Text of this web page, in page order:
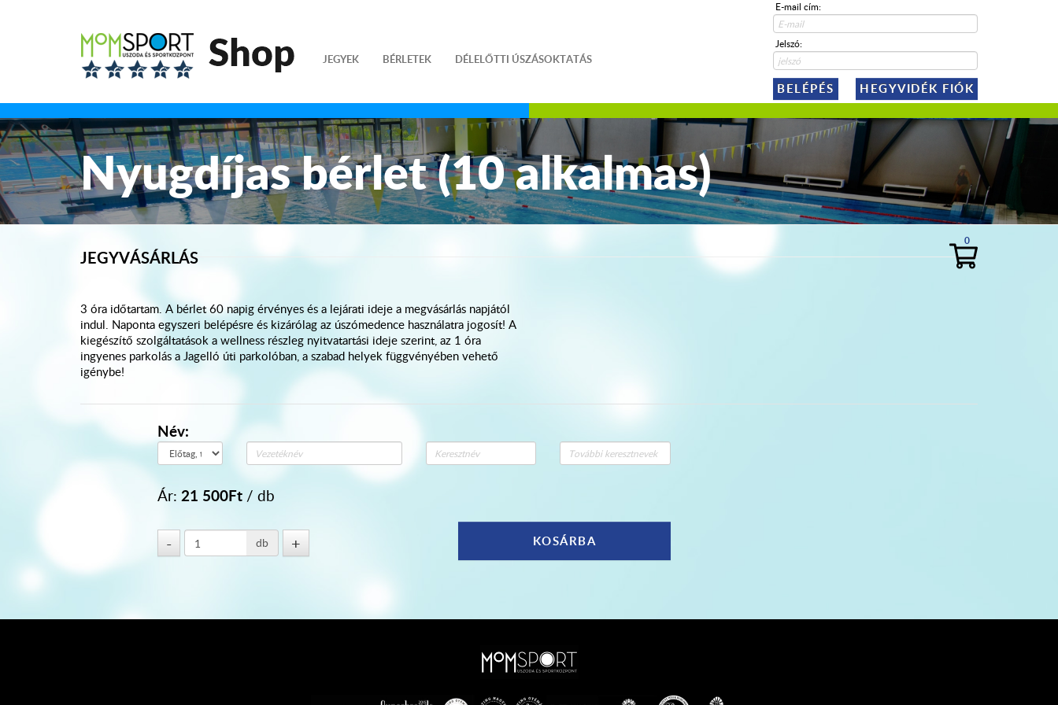
JEGYEK BÉRLETEK DÉLELŐTTI ÚSZÁSOKTATÁS
E-mail cím:
Jelszó:
BELÉPÉS HEGYVIDÉK FIÓK
Nyugdíjas bérlet (10 alkalmas)
JEGYVÁSÁRLÁS
0
3 óra időtartam. A bérlet 60 napig érvényes és a lejárati ideje a megvásárlás napjától
indul. Naponta egyszeri belépésre és kizárólag az úszómedence használatra jogosít! A
kiegészítő szolgáltatások a wellness részleg nyitvatartási ideje szerint, az 1 óra
ingyenes parkolás a Jagelló úti parkolóban, a szabad helyek függvényében vehető
igénybe!
Név:
Ár: 21 500Ft/ db
db